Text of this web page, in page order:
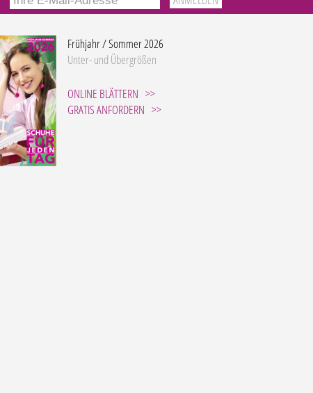
Frühjahr / Sommer 2026
Unter- und Übergrößen
ONLINE BLÄTTERN
GRATIS ANFORDERN